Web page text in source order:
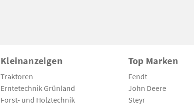
Kleinanzeigen
Traktoren
Erntetechnik Grünland
Forst- und Holztechnik
Top Marken
Fendt
John Deere
Steyr